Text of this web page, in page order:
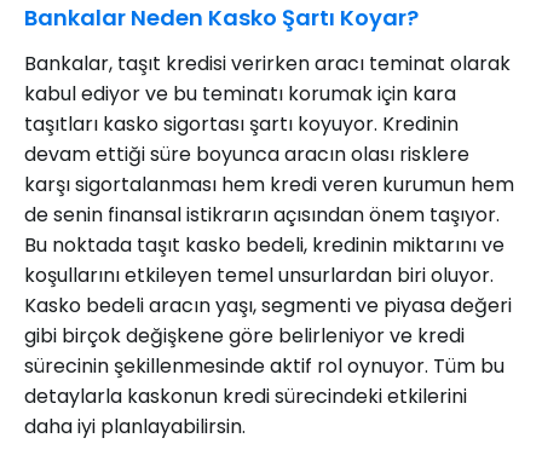
Bankalar Neden Kasko Şartı Koyar?
Bankalar, taşıt kredisi verirken aracı teminat olarak
kabul ediyor ve bu teminatı korumak için kara
taşıtları kasko sigortası şartı koyuyor. Kredinin
devam ettiği süre boyunca aracın olası risklere
karşı sigortalanması hem kredi veren kurumun hem
de senin finansal istikrarın açısından önem taşıyor.
Bu noktada taşıt kasko bedeli, kredinin miktarını ve
koşullarını etkileyen temel unsurlardan biri oluyor.
Kasko bedeli aracın yaşı, segmenti ve piyasa değeri
gibi birçok değişkene göre belirleniyor ve kredi
sürecinin şekillenmesinde aktif rol oynuyor. Tüm bu
detaylarla kaskonun kredi sürecindeki etkilerini
daha iyi planlayabilirsin.